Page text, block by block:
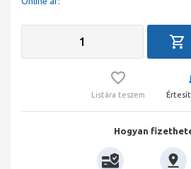
Listára teszem
Hogyan